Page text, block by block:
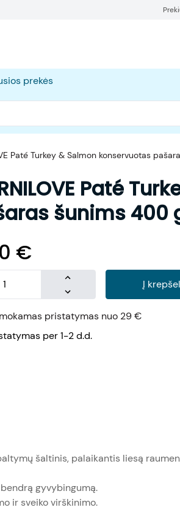
prekės
Paté Turkey & Salmon konservuotas
Paté
šunims 400
€
Į
pristatymas nuo 29 €
per 1-2 d.d.
šaltinis, palaikantis liesą
gyvybingumą.
ir sveiko virškinimo.